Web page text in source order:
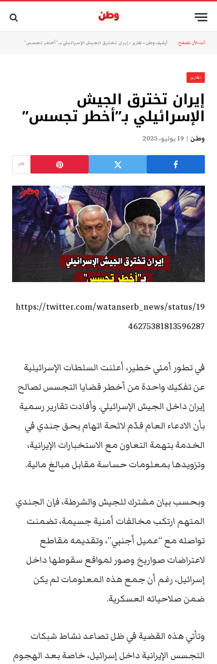
أنت الآن تتصفح: أرشيف وطن » تقارير »إيران تخترق الجيش الإسرائيلي بـ”أخطر تجسس”
تقارير
إيران تخترق الجيش
الإسرائيلي بـ”أخطر تجسس”
وطن 19 يوليو، 2025
https://twitter.com/watanserb_news/status/19
46275381813596287
في تطور أمني خطير، أعلنت السلطات الإسرائيلية
عن تفكيك واحدة من أخطر قضايا التجسس لصالح
إيران داخل الجيش الإسرائيلي. وأفادت تقارير رسمية
بأن الادعاء العام قدّم لائحة اتهام بحق جندي في
الخدمة بتهمة التعاون مع الاستخبارات الإيرانية،
وتزويدها بمعلومات حساسة مقابل مبالغ مالية.
وبحسب بيان مشترك للجيش والشرطة، فإن الجندي
المتهم ارتكب مخالفات أمنية جسيمة، تضمنت
تواصله مع “عميل أجنبي”، وتقديمه مقاطع
لاعتراضات صواريخ وصور لمواقع سقوطها داخل
إسرائيل، رغم أن جمع هذه المعلومات لم يكن
ضمن صلاحياته العسكرية.
وتأتي هذه القضية في ظل تصاعد نشاط شبكات
التجسس الإيرانية داخل إسرائيل، خاصة بعد الهجوم